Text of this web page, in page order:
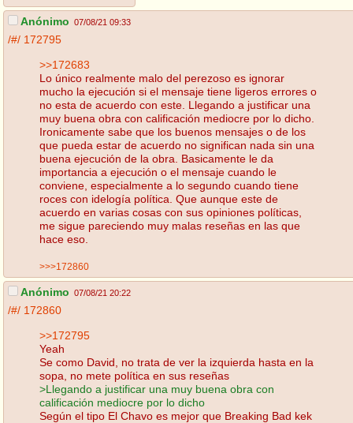
Anónimo 07/08/21 09:33
/#/ 172795
>>172683
Lo único realmente malo del perezoso es ignorar
mucho la ejecución si el mensaje tiene ligeros errores o
no esta de acuerdo con este. Llegando a justificar una
muy buena obra con calificación mediocre por lo dicho.
Ironicamente sabe que los buenos mensajes o de los
que pueda estar de acuerdo no significan nada sin una
buena ejecución de la obra. Basicamente le da
importancia a ejecución o el mensaje cuando le
conviene, especialmente a lo segundo cuando tiene
roces con idelogía política. Que aunque este de
acuerdo en varias cosas con sus opiniones políticas,
me sigue pareciendo muy malas reseñas en las que
hace eso.
>>>172860
Anónimo 07/08/21 20:22
/#/ 172860
>>172795
Yeah
Se como David, no trata de ver la izquierda hasta en la
sopa, no mete política en sus reseñas
>Llegando a justificar una muy buena obra con
calificación mediocre por lo dicho
Según el tipo El Chavo es mejor que Breaking Bad kek